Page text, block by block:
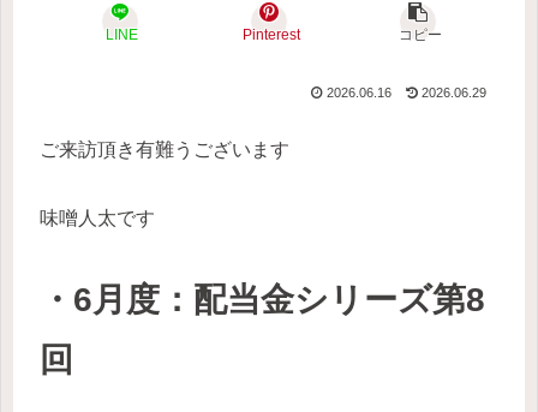
LINE Pinterest コピー
2026.06.16 2026.06.29
ご来訪頂き有難うございます
味噌人太です
・ 6月度：配当金シリーズ第8
回